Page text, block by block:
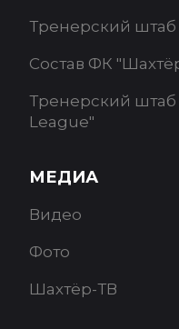
Тренерский
Состав ФК
Тренерский
League"
МЕДИА
Видео
Фото
Шахтёр-ТВ